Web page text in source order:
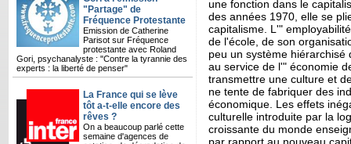
"Partage" de
Fréquence Protestante
Emission de Catherine
Parisot sur Fréquence
protestante avec Roland
Gori, psychanalyste : "Contre la tyrannie des
experts : la liberté de penser"
La France qui se lève
tôt a-t-elle encore des
rêves ?
On a beaucoup parlé cette
semaine d'agences de
une fonction dans le
des années 1970, elle se
capitalisme. L'"
de l'école, de son
peu un système
au service de l'" économie
transmettre une culture et
ne tente de fabriquer des
économique. Les effets
culturelle introduite par la
croissante du monde